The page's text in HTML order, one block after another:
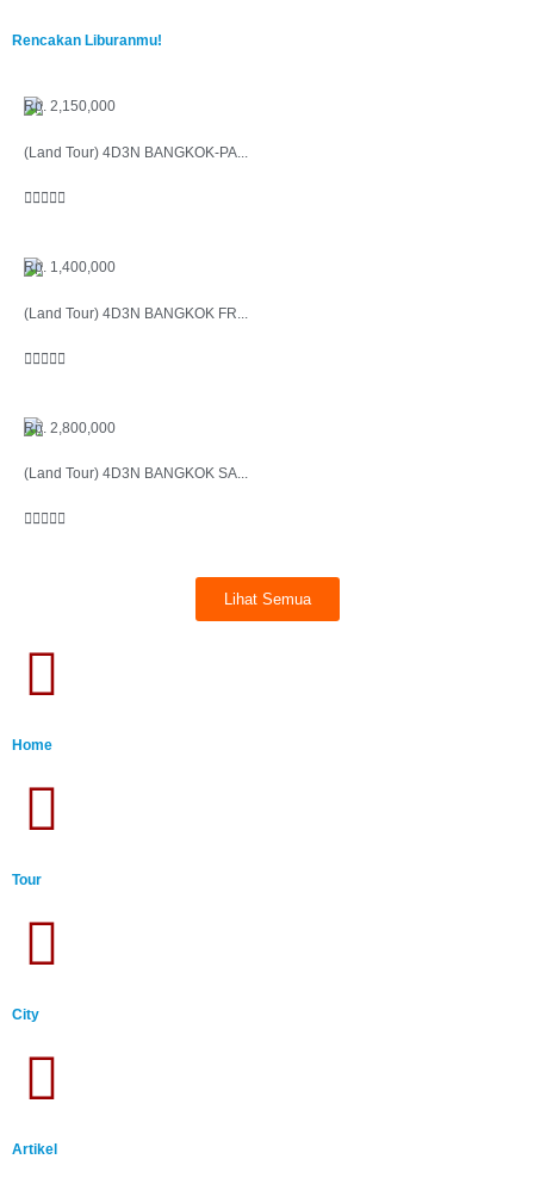
Rencakan Liburanmu!
Rp. 2,150,000
(Land Tour) 4D3N BANGKOK-PA...

Rp. 1,400,000
(Land Tour) 4D3N BANGKOK FR...

Rp. 2,800,000
(Land Tour) 4D3N BANGKOK SA...

Lihat Semua
Home
Tour
City
Artikel